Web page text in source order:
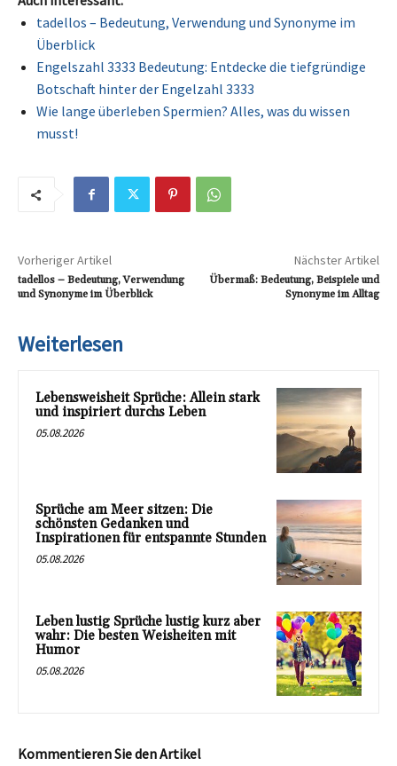
tadellos – Bedeutung, Verwendung und Synonyme im
Überblick
Engelszahl 3333 Bedeutung: Entdecke die tiefgründige
Botschaft hinter der Engelzahl 3333
Wie lange überleben Spermien? Alles, was du wissen
musst!
Vorheriger Artikel
tadellos – Bedeutung, Verwendung
und Synonyme im Überblick
Nächster Artikel
Übermaß: Bedeutung, Beispiele und
Synonyme im Alltag
Weiterlesen
Lebensweisheit Sprüche: Allein stark
und inspiriert durchs Leben
05.08.2026
Sprüche am Meer sitzen: Die
schönsten Gedanken und
Inspirationen für entspannte Stunden
05.08.2026
Leben lustig Sprüche lustig kurz aber
wahr: Die besten Weisheiten mit
Humor
05.08.2026
Kommentieren Sie den Artikel